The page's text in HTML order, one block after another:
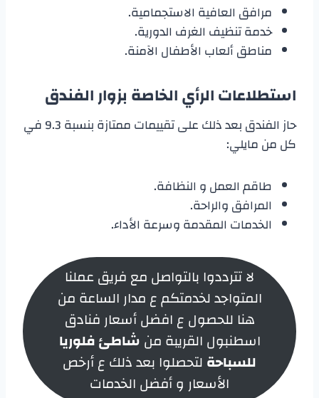
مرافق العافية الاستجمامية.
خدمة تنظيف الغرف الدورية.
مناطق ألعاب الأطفال الآمنة.
استطلاعات الرأي الخاصة بزوار الفندق
حاز الفندق بعد ذلك على تقييمات ممتازة بنسبة 9.3 في
كل من مايلي:
طاقم العمل و النظافة.
المرافق والراحة.
الخدمات المقدمة وسرعة الأداء.
لا تترددوا بالتواصل مع فريق عملنا
المتواجد لخدمتكم ع مدار الساعة من
هنا للحصول ع افضل أسعار فنادق
اسطنبول القريبة من شاطئ فلوريا
للسباحة لتحصلوا بعد ذلك ع أرخص
الأسعار و أفضل الخدمات